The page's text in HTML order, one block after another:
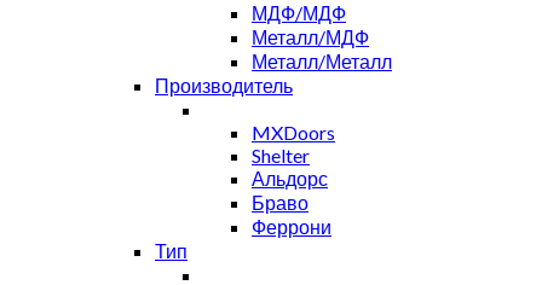
МДФ/МДФ
Металл/МДФ
Металл/Металл
Производитель
MXDoors
Shelter
Альдорс
Браво
Феррони
Тип